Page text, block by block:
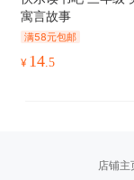
寓言故事
满58元包邮
¥ 14 .5
店铺主